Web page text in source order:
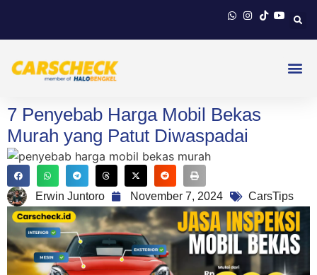
7 Penyebab Harga Mobil Bekas
Murah yang Patut Diwaspadai
Erwin Juntoro November 7, 2024 CarsTips